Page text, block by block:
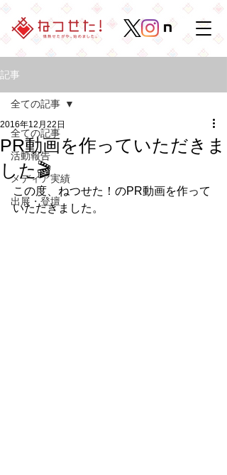
記事
全ての記事
活動報告
メディア実績
出展・登壇
全ての記事
PR動画を作っていただきま
した🎬
2016年12月22日
この度、ねつせた！のPR動画を作って
いただきました。